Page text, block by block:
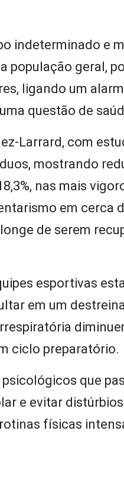
indeterminado e
população geral,
ligando um
questão de
Larrard, com
mostrando
nas mais
em cerca
de serem
esportivas
em um
ciclo preparatório.
que
e evitar
físicas